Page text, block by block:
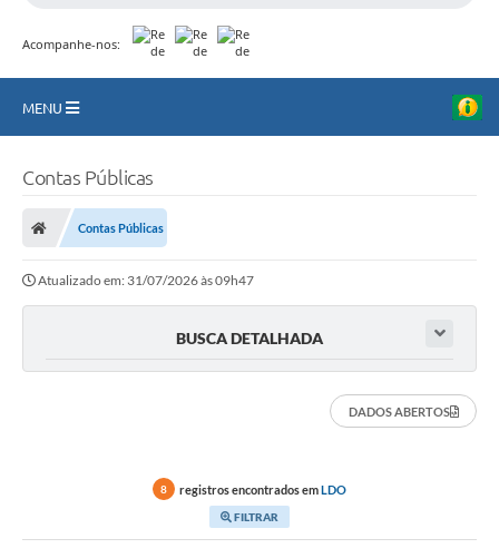
Acompanhe-nos:
MENU
Prefeitura
ACESSO À INFORMAÇÃO
Contas Públicas
Contas Públicas
Atualizado em: 31/07/2026 às 09h47
BUSCA DETALHADA
DADOS ABERTOS
8 registros encontrados emLDO
FILTRAR